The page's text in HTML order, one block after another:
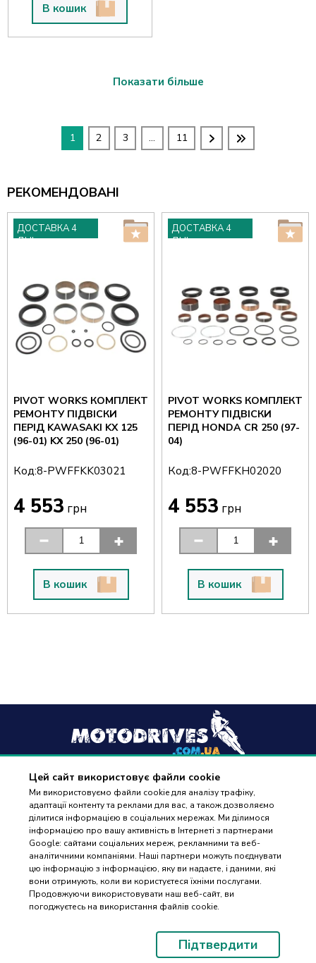
Цей сайт використовує файли cookie
Ми використовуємо файли cookie для аналізу трафіку,
адаптації контенту та реклами для вас, а також дозволяємо
ділитися інформацією в соціальних мережах. Ми ділимося
інформацією про вашу активність в Інтернеті з партнерами
Google: сайтами соціальних мереж, рекламними та веб-
аналітичними компаніями. Наші партнери можуть поєднувати
цю інформацію з інформацією, яку ви надаєте, і даними, які
вони отримують, коли ви користуєтеся їхніми послугами.
Продовжуючи використовувати наш веб-сайт, ви
погоджуєтесь на використання файлів cookie.
Підтвердити
В кошик
Показати більше
1 2 3 ... 11
РЕКОМЕНДОВАНІ
ДОСТАВКА 4
ДНІ
PIVOT WORKS КОМПЛЕКТ
РЕМОНТУ ПІДВІСКИ
ПЕРІД KAWASAKI KX 125
(96-01) KX 250 (96-01)
Код:8-PWFFKK03021
4 553 грн
В кошик
ДОСТАВКА 4
ДНІ
PIVOT WORKS КОМПЛЕКТ
РЕМОНТУ ПІДВІСКИ
ПЕРІД HONDA CR 250 (97-
04)
Код:8-PWFFKH02020
4 553 грн
В кошик
+38(096) 488 77 88
дзвінки приймаються в робочі дні з 9:00 до 18:00
Оплата та доставка
Контакти
ПІДБІР
ЗАПЧАСТИН